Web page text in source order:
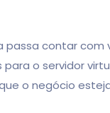
passa contar com
o servidor
o negócio